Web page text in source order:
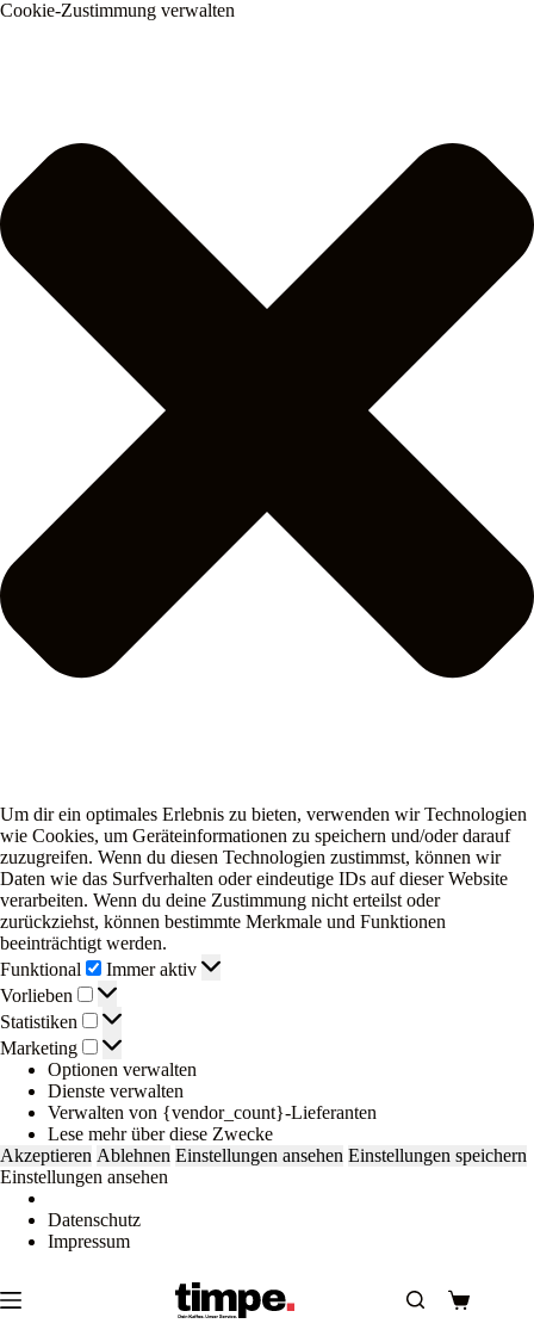
Cookie-Zustimmung verwalten
Um dir ein optimales Erlebnis zu bieten, verwenden wir Technologien
wie Cookies, um Geräteinformationen zu speichern und/oder darauf
zuzugreifen. Wenn du diesen Technologien zustimmst, können wir
Daten wie das Surfverhalten oder eindeutige IDs auf dieser Website
verarbeiten. Wenn du deine Zustimmung nicht erteilst oder
zurückziehst, können bestimmte Merkmale und Funktionen
beeinträchtigt werden.
Funktional
Funktional
Immer aktiv
Vorlieben
Vorlieben
Statistiken Statistiken
Marketing Marketing
Optionen verwalten
Dienste verwalten
Verwalten von {vendor_count}-Lieferanten
Lese mehr über diese Zwecke
Akzeptieren Ablehnen Einstellungen ansehen Einstellungen speichern
Einstellungen ansehen
Datenschutz
Impressum
springen
Warenkorb